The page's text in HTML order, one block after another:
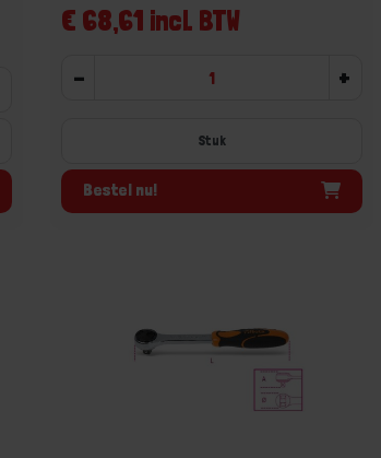
€ 68,61 incl. BTW
- +
Stuk
Bestel nu!